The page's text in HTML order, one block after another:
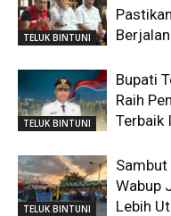
TELUK BINTUNI
TELUK BINTUNI
Bupati
Raih
Terbaik
TELUK BINTUNI
Wabup
Lebih